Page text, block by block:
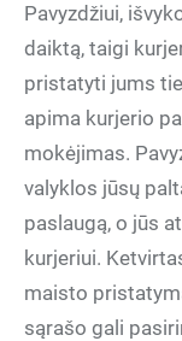
Pavyzdžiui,
daiktą, taigi
pristatyti jums
apima kurjerio
mokėjimas.
valyklos jūsų
paslaugą, o jūs
kurjeriui.
maisto
sąrašo gali